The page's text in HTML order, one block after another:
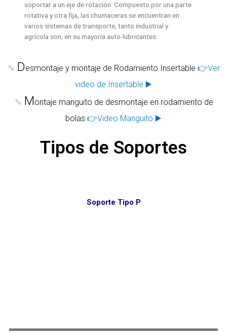
soportar a un eje de rotación. Compuesto por una parte
rotativa y otra fija, las chumaceras se encuentran en
varios sistemas de transporte, tanto industrial y
agrícola son, en su mayoría auto-lubricantes.
🔧 Desmontaje y montaje de Rodamiento Insertable 👉Ver
video de Insertable ▶️
🔧 Montaje manguito de desmontaje en rodamiento de
bolas 👉Video Manguito ▶️
Tipos de Soportes
Soporte Tipo P